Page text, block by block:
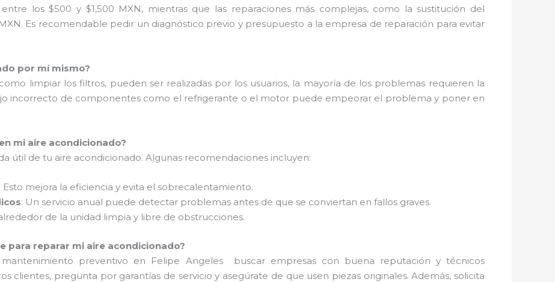
los $500 y $1,500 MXN, mientras que las reparaciones más complejas, como la sustitución del
Es recomendable pedir un diagnóstico previo y presupuesto a la empresa de reparación para evitar
por mí mismo?
limpiar los filtros, pueden ser realizadas por los usuarios, la mayoría de los problemas requieren la
incorrecto de componentes como el refrigerante o el motor puede empeorar el problema y poner en
mi aire acondicionado?
útil de tu aire acondicionado. Algunas recomendaciones incluyen:
: Esto mejora la eficiencia y evita el sobrecalentamiento.
: Un servicio anual puede detectar problemas antes de que se conviertan en fallos graves.
de la unidad limpia y libre de obstrucciones.
para reparar mi aire acondicionado?
preventivo en Felipe Angeles buscar empresas con buena reputación y técnicos
clientes, pregunta por garantías de servicio y asegúrate de que usen piezas originales. Además, solicita